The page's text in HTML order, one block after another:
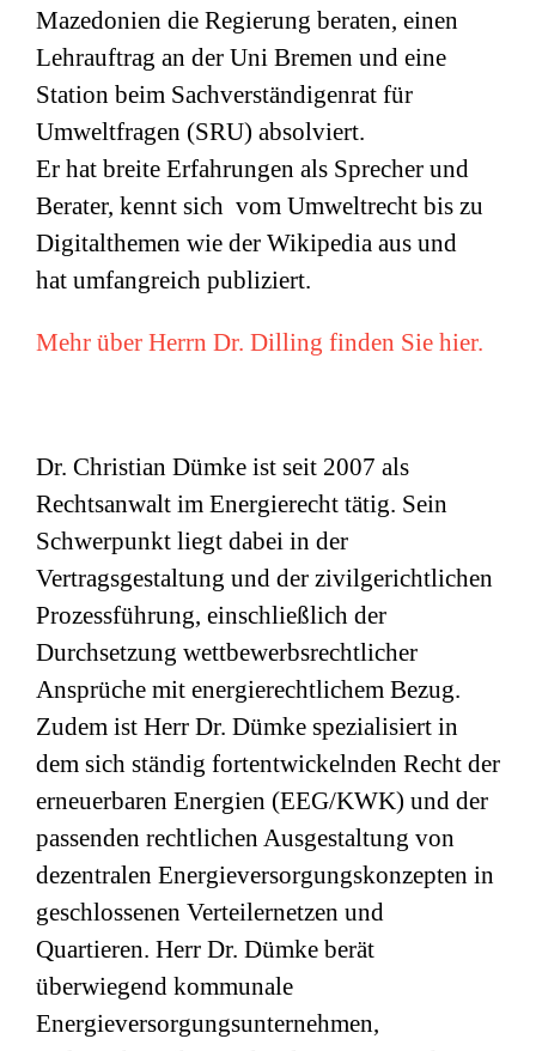
Mazedonien die Regierung beraten, einen
Lehrauftrag an der Uni Bremen und eine
Station beim Sachverständigenrat für
Umweltfragen (SRU) absolviert.
Er hat breite Erfahrungen als Sprecher und
Berater, kennt sich vom Umweltrecht bis zu
Digitalthemen wie der Wikipedia aus und
hat umfangreich publiziert.
Mehr über Herrn Dr. Dilling finden Sie hier.
Dr. Christian Dümke ist seit 2007 als
Rechtsanwalt im Energierecht tätig. Sein
Schwerpunkt liegt dabei in der
Vertragsgestaltung und der zivilgerichtlichen
Prozessführung, einschließlich der
Durchsetzung wettbewerbsrechtlicher
Ansprüche mit energierechtlichem Bezug.
Zudem ist Herr Dr. Dümke spezialisiert in
dem sich ständig fortentwickelnden Recht der
erneuerbaren Energien (EEG/KWK) und der
passenden rechtlichen Ausgestaltung von
dezentralen Energieversorgungskonzepten in
geschlossenen Verteilernetzen und
Quartieren. Herr Dr. Dümke berät
überwiegend kommunale
Energieversorgungsunternehmen,